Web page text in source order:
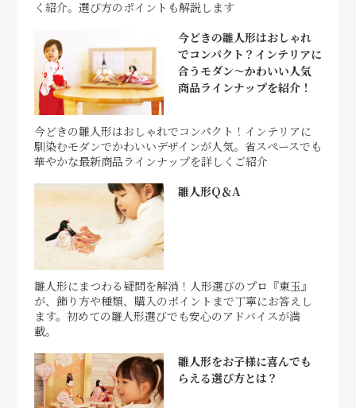
く紹介。選び方のポイントも解説します
今どきの雛人形はおしゃれ
でコンパクト？インテリアに
合うモダン～かわいい人気
商品ラインナップを紹介！
今どきの雛人形はおしゃれでコンパクト！インテリアに
馴染むモダンでかわいいデザインが人気。省スペースでも
華やかな最新商品ラインナップを詳しくご紹介
雛人形Q＆A
雛人形にまつわる疑問を解消！人形選びのプロ『東玉』
が、飾り方や種類、購入のポイントまで丁寧にお答えし
ます。初めての雛人形選びでも安心のアドバイスが満
載。
雛人形をお子様に喜んでも
らえる選び方とは？